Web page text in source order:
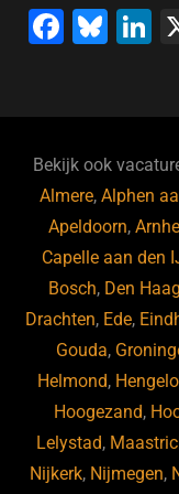
k
F
b
o
o
k
Bl
ky
Li
n
Bekijk ook
Almere,Alphen
Apeldoorn,
Capelle aan den
Bosch, Den Haag
Drachten, Ede,
Gouda,
Helmond, Hengelo
Hoogezand,
Lelystad,
Nijkerk, Nijmegen,